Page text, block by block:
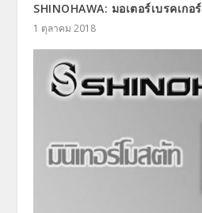
SHINOHAWA: มอเตอร์เบรคเกอร์
1 ตุลาคม 2018